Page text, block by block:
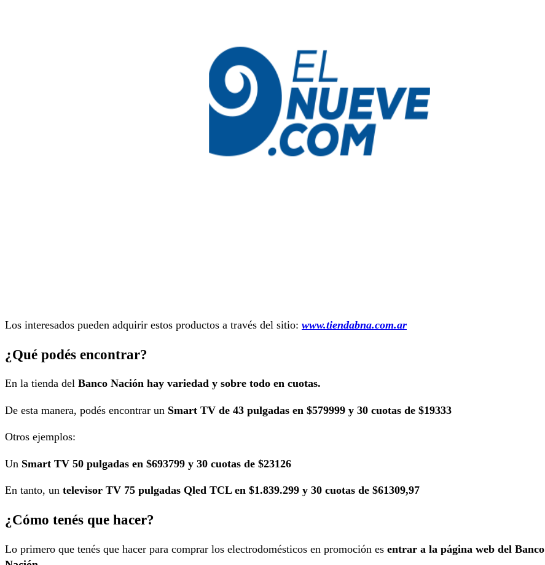
Los interesados pueden adquirir estos productos a través del sitio: www.tiendabna.com.ar
¿Qué podés encontrar?
En la tienda del Banco Nación hay variedad y sobre todo en cuotas.
De esta manera, podés encontrar un Smart TV de 43 pulgadas en $579999 y 30 cuotas de $19333
Otros ejemplos:
Un Smart TV 50 pulgadas en $693799 y 30 cuotas de $23126
En tanto, un televisor TV 75 pulgadas Qled TCL en $1.839.299 y 30 cuotas de $61309,97
¿Cómo tenés que hacer?
Lo primero que tenés que hacer para comprar los electrodomésticos en promoción es entrar a la página web del Banco